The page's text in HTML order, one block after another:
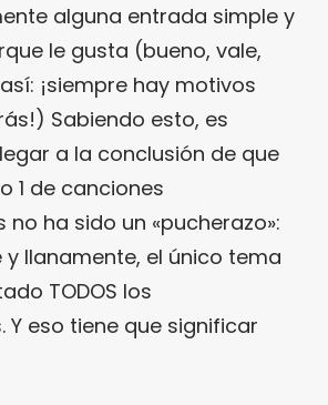
alguna entrada simple y
le gusta (bueno, vale,
¡siempre hay motivos
Sabiendo esto, es
a la conclusión de que
1 de canciones
no ha sido un «pucherazo»:
y llanamente, el único tema
TODOS los
Y eso tiene que significar